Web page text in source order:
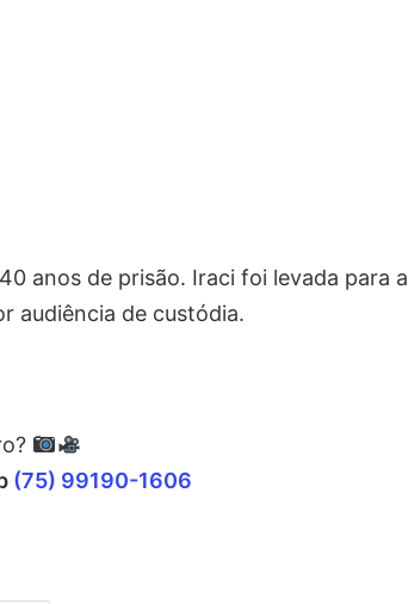
anos de prisão. Iraci foi levada para a
audiência de custódia.
(75) 99190-1606